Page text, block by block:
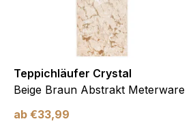
Teppichläufer Crystal
Beige Braun Abstrakt Meterware
ab €33,99